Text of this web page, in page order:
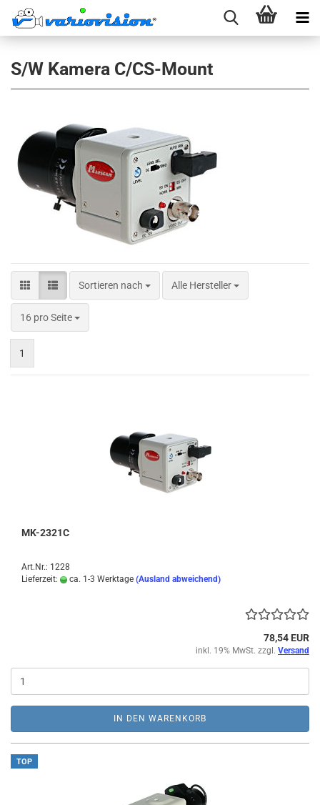
S/W Kamera C/CS-Mount
Sortieren nach
Sortieren nach Alle Hersteller
16 pro Seite
pro Seite
1
MK-2321C
Art.Nr.: 1228
Lieferzeit:
ca. 1-3 Werktage (Ausland abweichend)
78,54 EUR
inkl. 19% MwSt. zzgl. Versand
IN DEN WARENKORB
TOP